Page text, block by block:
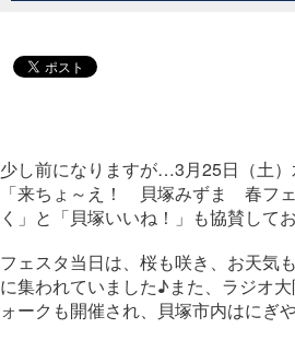
少し前になりますが…3月25日（土
「来ちょ～え！ 貝塚みずま 春フ
く」と「貝塚いいね！」も協賛して
フェスタ当日は、桜も咲き、お天気
に集われていました♪また、ラジオ
ォークも開催され、貝塚市内はにぎ